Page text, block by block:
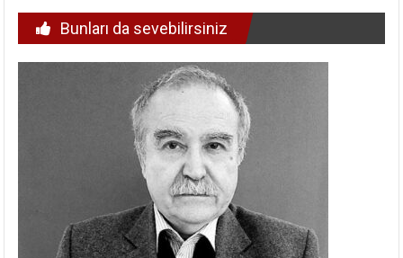
Bunları da sevebilirsiniz